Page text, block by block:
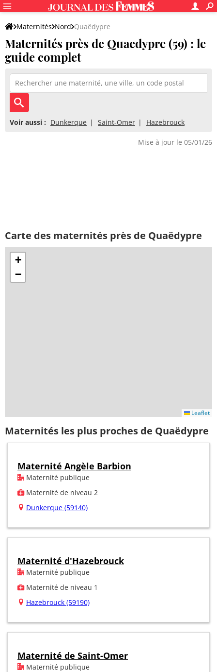
Maternités Nord Quaëdypre
Maternités près de Quaedypre (59) : le
guide complet
Voir aussi : Dunkerque Saint-Omer Hazebrouck
Mise à jour le 05/01/26
Carte des maternités près de Quaëdypre
+
−
Leaflet
Maternités les plus proches de Quaëdypre
Maternité Angèle Barbion
Maternité publique
Maternité de niveau 2
Dunkerque (59140)
Maternité d'Hazebrouck
Maternité publique
Maternité de niveau 1
Hazebrouck (59190)
Maternité de Saint-Omer
Maternité publique